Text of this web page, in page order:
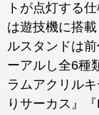
トが点灯する
は遊技機に搭
ルスタンドは
ーアルし全6種
ラムアクリル
りサーカス』